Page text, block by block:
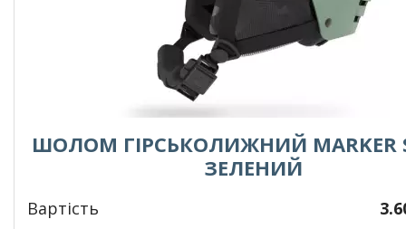
ШОЛОМ ГІРСЬКОЛИЖНИЙ MARKER
ЗЕЛЕНИЙ
Вартість